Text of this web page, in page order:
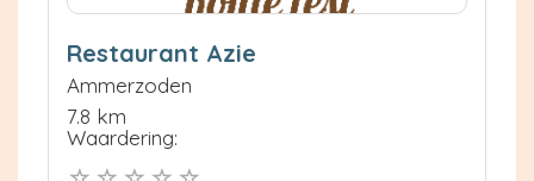
Restaurant Azie
Ammerzoden
7.8 km
Waardering: